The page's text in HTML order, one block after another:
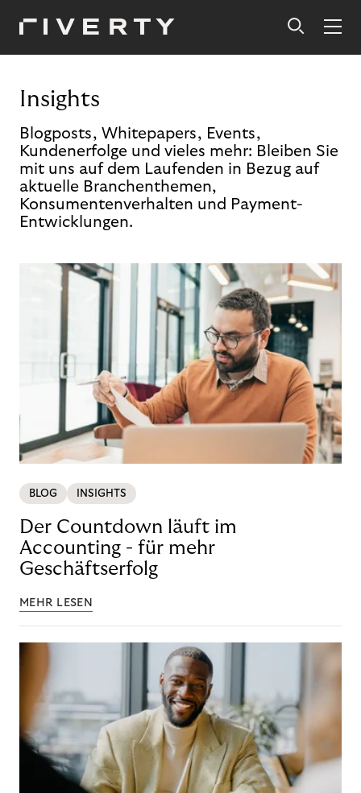
Insights
Blogposts, Whitepapers, Events,
Kundenerfolge und vieles mehr: Bleiben Sie
mit uns auf dem Laufenden in Bezug auf
aktuelle Branchenthemen,
Konsumentenverhalten und Payment-
Entwicklungen.
BLOG INSIGHTS
Der Countdown läuft im
Accounting - für mehr
Geschäftserfolg
MEHR LESEN